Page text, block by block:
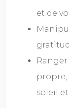
et de
propre,
soleil